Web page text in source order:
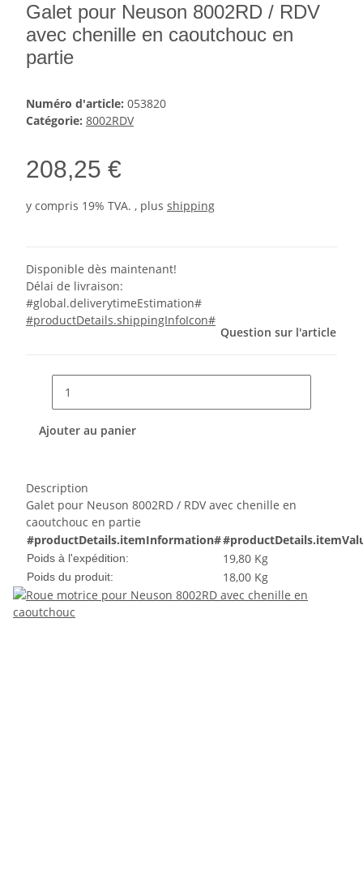
Galet pour Neuson 8002RD / RDV
avec chenille en caoutchouc en
partie
Numéro d'article: 053820
Catégorie: 8002RDV
208,25 €
y compris 19% TVA. , plus shipping
Disponible dès maintenant!
Délai de livraison:
#global.deliverytimeEstimation#
#productDetails.shippingInfoIcon#
Question sur l'article
Ajouter au panier
Description
Galet pour Neuson 8002RD / RDV avec chenille en
caoutchouc en partie
#productDetails.itemInformation#
Poids à l'expédition: 19,80 Kg
Poids du produit: 18,00 Kg